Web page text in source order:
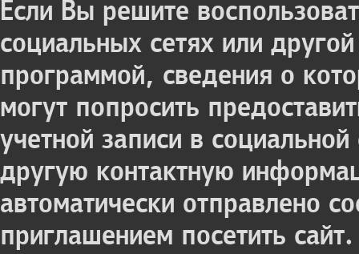
Если Вы решите
социальных сетях или
программой, сведения о
могут попросить
учетной записи в
другую контактную
автоматически отправлено
приглашением посетить